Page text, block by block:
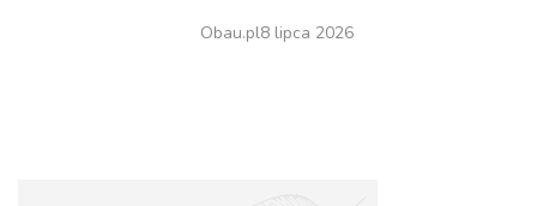
Obau.pl8 lipca 2026